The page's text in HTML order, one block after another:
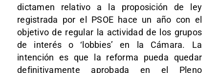
dictamen relativo a la proposición de ley
registrada por el PSOE hace un año con el
objetivo de regular la actividad de los grupos
de interés o ‘lobbies’ en la Cámara. La
intención es que la reforma pueda quedar
definitivamente aprobada en el Pleno